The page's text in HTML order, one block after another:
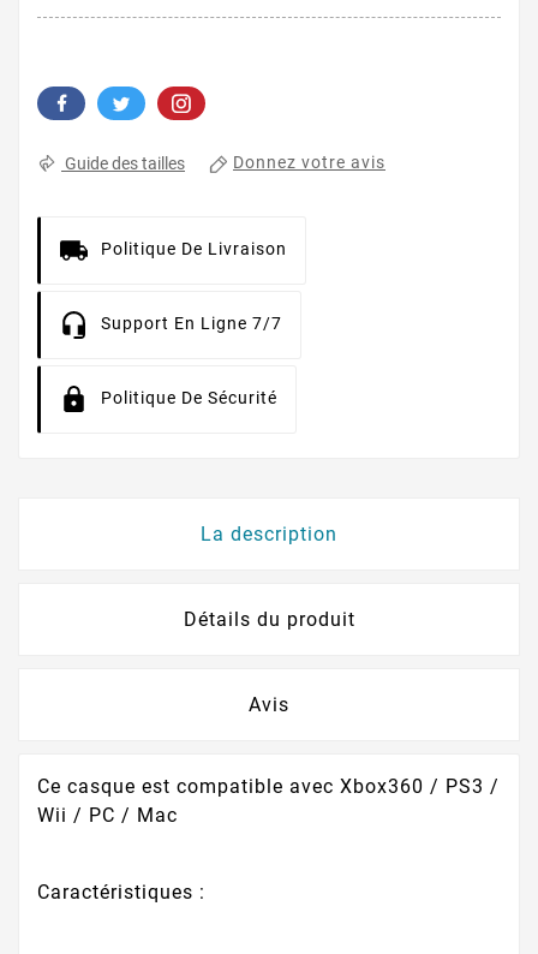
Guide des tailles Donnez votre avis
Politique De Livraison
Support En Ligne 7/7
Politique De Sécurité
La description
Détails du produit
Avis
Ce casque est compatible avec Xbox360 / PS3 /
Wii / PC / Mac
Caractéristiques :